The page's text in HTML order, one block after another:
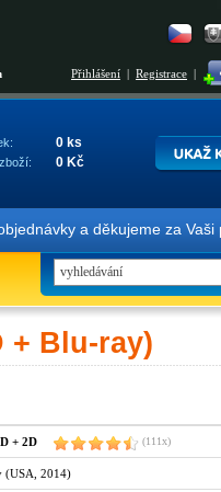
Přihlášení | Registrace |
0 ks
0 Kč
za Vaši podporu. S
+ Blu-ray)
+ 2D (111x)
(USA, 2014)